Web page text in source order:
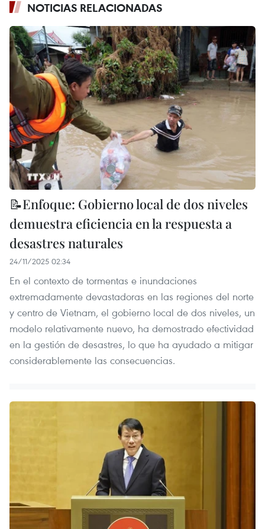
NOTICIAS RELACIONADAS
📝Enfoque: Gobierno local de dos niveles
demuestra eficiencia en la respuesta a
desastres naturales
24/11/2025 02:34
En el contexto de tormentas e inundaciones
extremadamente devastadoras en las regiones del norte
y centro de Vietnam, el gobierno local de dos niveles, un
modelo relativamente nuevo, ha demostrado efectividad
en la gestión de desastres, lo que ha ayudado a mitigar
considerablemente las consecuencias.